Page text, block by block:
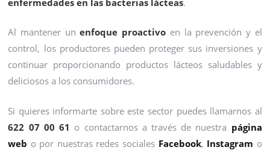
Al mantener unenfoque proactivo en la prevención y el
control, los productores pueden proteger sus inversiones y
continuar proporcionando productos lácteos saludables y
deliciosos a los consumidores.
Si quieres informarte sobre este sector puedes llamarnos al
622 07 00 61 o contactarnos a través de nuestra página
web o por nuestras redes sociales Facebook, Instagram o